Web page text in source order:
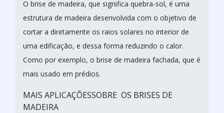
O brise de madeira, que significa quebra-sol, é uma
estrutura de madeira desenvolvida com o objetivo de
cortar a diretamente os raios solares no interior de
uma edificação, e dessa forma reduzindo o calor.
Como por exemplo, o brise de madeira fachada, que é
mais usado em prédios.
MAIS APLICAÇÕESSOBRE OS BRISES DE
MADEIRA